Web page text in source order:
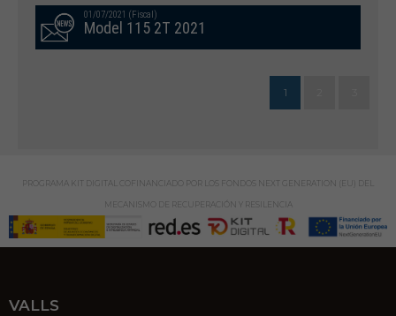
01/07/2021 (Fiscal)
Model 115 2T 2021
1
PROGRAMA KIT DIGITAL COFINANCIADO POR LOS FONDOS NEXT GENERATION (EU) DEL
MECANISMO DE RECUPERACIÓN Y RESILENCIA
VALLS